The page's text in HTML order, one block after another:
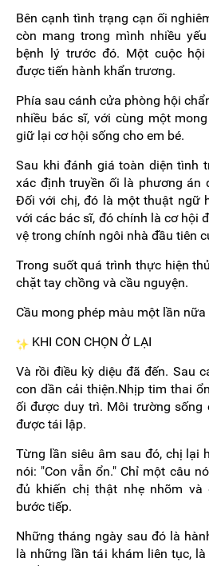
Bên cạnh tình trạng cạn ối
còn mang trong mình nhiều
bệnh lý trước đó. Một cuộc
được tiến hành khẩn trương.
Phía sau cánh cửa phòng hội
nhiều bác sĩ, với cùng một
giữ lại cơ hội sống cho em bé.
Sau khi đánh giá toàn diện tình
xác định truyền ối là phương án
Đối với chị, đó là một thuật ngữ
với các bác sĩ, đó chính là cơ hội
vệ trong chính ngôi nhà đầu tiên
Trong suốt quá trình thực hiện
chặt tay chồng và cầu nguyện.
Cầu mong phép màu một lần nữa
KHI CON CHỌN Ở LẠI
Và rồi điều kỳ diệu đã đến. Sau
con dần cải thiện.Nhịp tim thai
ối được duy trì. Môi trường sống
được tái lập.
Từng lần siêu âm sau đó, chị lại
nói: "Con vẫn ổn." Chỉ một câu
đủ khiến chị thật nhẹ nhõm và
bước tiếp.
Những tháng ngày sau đó là
là những lần tái khám liên tục,